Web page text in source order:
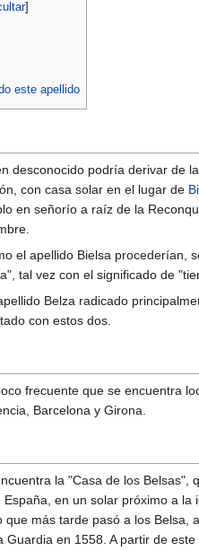
este apellido
desconocido podría derivar de
con casa solar en el lugar de
en señorío a raíz de la
el apellido Bielsa procederían,
tal vez con el significado de
Belza radicado
con estos dos.
frecuente que se encuentra
Barcelona y Girona.
la "Casa de los Belsas",
en un solar próximo a la
que más tarde pasó a los Belsa,
Guardia en 1558. A partir de